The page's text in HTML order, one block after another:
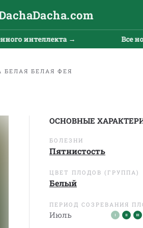
интеллекта → Все
БЕЛАЯ БЕЛАЯ ФЕЯ
ОСНОВНЫЕ
БОЛЕЗНИ
Пятнистость
ЦВЕТ ПЛОДОВ (ГРУППА)
Белый
ПЕРИОД СОЗРЕВАНИЯ
Июль